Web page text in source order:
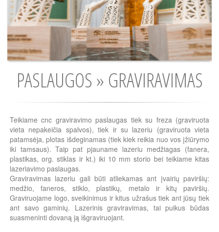
PASLAUGOS » GRAVIRAVIMAS
Teikiame cnc graviravimo paslaugas tiek su freza (graviruota
vieta nepakeičia spalvos), tiek ir su lazeriu (graviruota vieta
patamsėja, plotas išdeginamas (tiek kiek reikia nuo vos įžiūrymo
iki tamsaus). Taip pat pjauname lazeriu medžiagas (fanera,
plastikas, org. stiklas ir kt.) iki 10 mm storio bei teikiame kitas
lazeriavimo paslaugas.
Graviravimas lazeriu gali būti atliekamas ant įvairių paviršių:
medžio, faneros, stiklo, plastikų, metalo ir kitų paviršių.
Graviruojame logo, sveikinimus ir kitus užrašus tiek ant jūsų tiek
ant savo gaminių. Lazerinis graviravimas, tai puikus būdas
suasmeninti dovaną ją išgraviruojant.